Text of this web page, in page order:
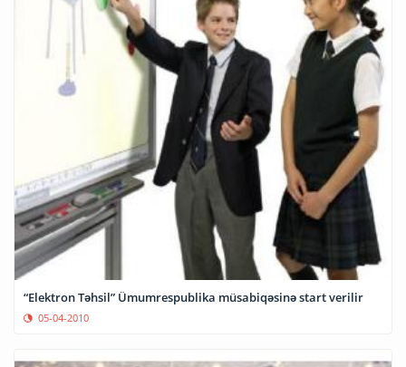
“Elektron Təhsil” Ümumrespublika müsabiqəsinə start verilir
05-04-2010